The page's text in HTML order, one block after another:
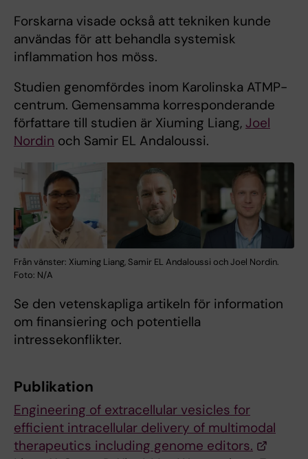
Forskarna visade också att tekniken kunde
användas för att behandla systemisk
inflammation hos möss.
Studien genomfördes inom Karolinska ATMP-
centrum. Gemensamma korresponderande
författare till studien är Xiuming Liang, Joel
Nordin och Samir EL Andaloussi.
Från vänster: Xiuming Liang, Samir EL Andaloussi och Joel Nordin.
Foto: N/A
Se den vetenskapliga artikeln för information
om finansiering och potentiella
intressekonflikter.
Publikation
Engineering of extracellular vesicles for
efficient intracellular delivery of multimodal
therapeutics including genome editors.